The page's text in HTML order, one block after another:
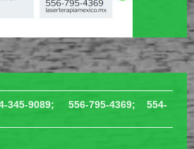
9089; 556-795-4369; 554-